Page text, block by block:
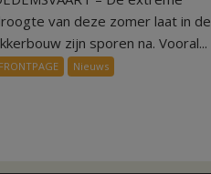
Invloed
op
aardappeloogst
van deze zomer laat in de
zijn sporen na. Vooral...
FRONTPAGE Nieuws